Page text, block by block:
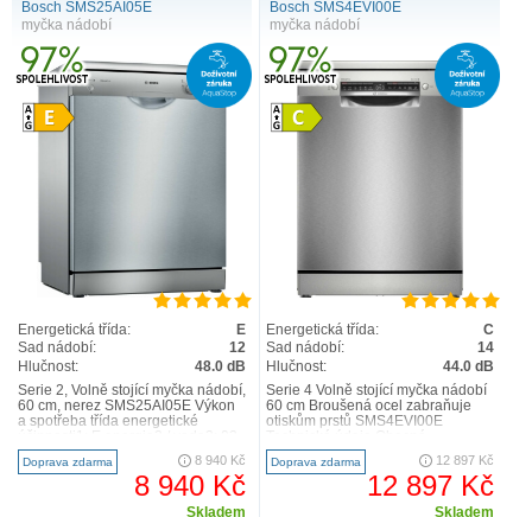
Flexibilní koše a zásuvky :
Ať už preferujete klasickou přihrádku na příbory,
nebo nový koš na malé nádobí – přizpůsobte si třetí úroveň na míru vlastním
potřebám a užijte si to největší možné pohodlí
Bosch SMS25AI05E
myčka nádobí
Energetická třída:
E
Sad nádobí:
12
Hlučnost:
48.0 dB
Serie 2, Volně stojící myčka nádobí,
60 cm, nerez SMS25AI05E Výkon
a spotřeba třída energetické
kWh / 9.5 l..
Doprava zdarma 8 940 Kč
8 940 Kč
Skladem
Bosch SMS4EVI00E
myčka nádobí
Energetická třída:
C
Sad nádobí:
14
Hlučnost:
44.0 dB
Serie 4 Volně stojící myčka nádobí
60 cm Broušená ocel zabraňuje
otiskům prstů SMS4EVI00E
Konstrukce spotřebiče volně..
Doprava zdarma 12 897 Kč
12 897 Kč
Skladem